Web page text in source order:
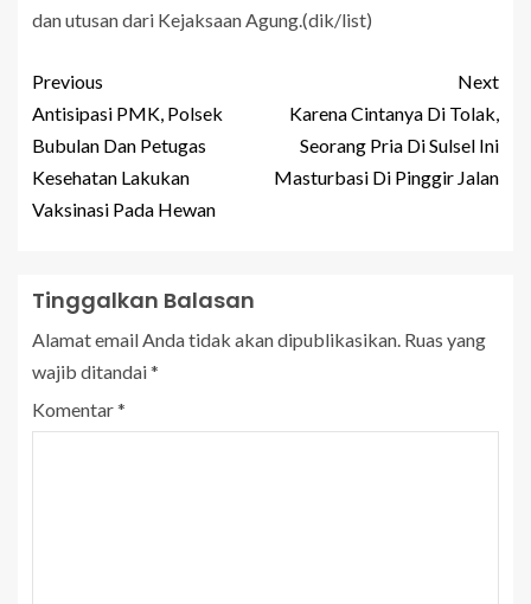
dan utusan dari Kejaksaan Agung.(dik/list)
Previous
Antisipasi PMK, Polsek
Bubulan Dan Petugas
Kesehatan Lakukan
Vaksinasi Pada Hewan
Next
Karena Cintanya Di Tolak,
Seorang Pria Di Sulsel Ini
Masturbasi Di Pinggir Jalan
Tinggalkan Balasan
Alamat email Anda tidak akan dipublikasikan. Ruas yang
wajib ditandai*
Komentar*